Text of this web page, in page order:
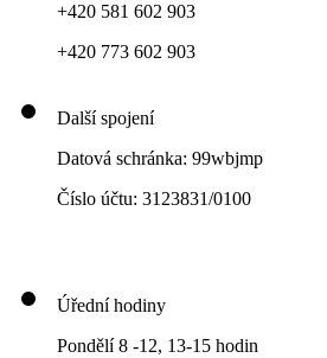
+420 581 602 903
+420 773 602 903
Další spojení
Datová schránka: 99wbjmp
Číslo účtu: 3123831/0100
Úřední hodiny
Pondělí 8 -12, 13-15 hodin